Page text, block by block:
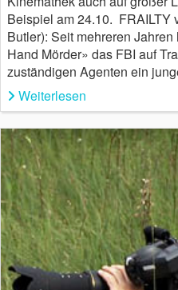
Beispiel am 24.10. FRAILTY
Butler): Seit mehreren
Hand Mörder» das FBI auf
zuständigen Agenten ein
Weiterlesen